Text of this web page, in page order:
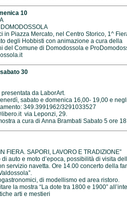
10
in Piazza Mercato, nel Centro Storico, 1^
degli Hobbisti con animazione a cura della
del Comune di Domodossola e
30
presentata da LaborArt.
sabato e domenica 16,00- 19,00 e
349.3991962/3291033527
via Leponzi, 29.
a cura di Anna Brambati Sabato 5 ore
FIERA. SAPORI, LAVORO E TRADIZIONE”
auto e moto d’epoca, possibilità di visita
servizio navetta. Ore 14.00 concerto della
di modellismo ed area ristoro.
la mostra “La dote tra 1800 e 1900”
arti e mestieri